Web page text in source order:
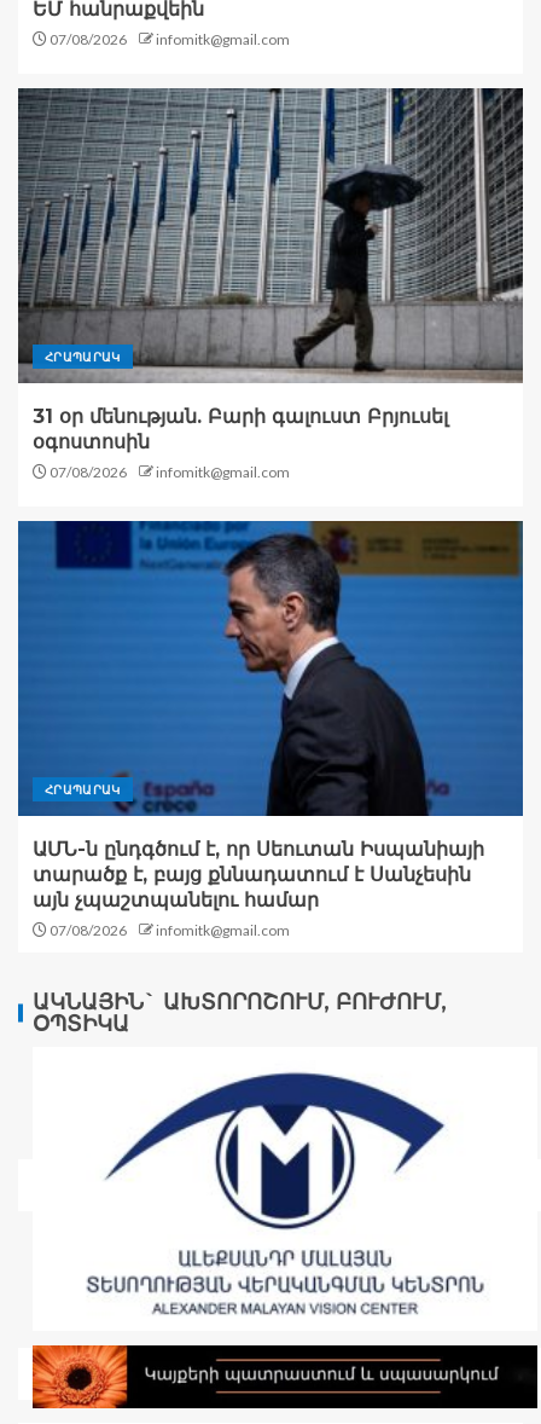
ԵՄ հանրաքվեին
07/08/2026 infomitk@gmail.com
ՀՐԱՊԱՐԱԿ
31 օր մենության. Բարի գալուստ Բրյուսել
օգոստոսին
07/08/2026 infomitk@gmail.com
ՀՐԱՊԱՐԱԿ
ԱՄՆ-ն ընդգծում է, որ Սեուտան Իսպանիայի
տարածք է, բայց քննադատում է Սանչեսին
այն չպաշտպանելու համար
07/08/2026 infomitk@gmail.com
ԱԿՆԱՅԻՆ` ԱԽՏՈՐՈՇՈՒՄ, ԲՈՒԺՈՒՄ,
ՕՊՏԻԿԱ